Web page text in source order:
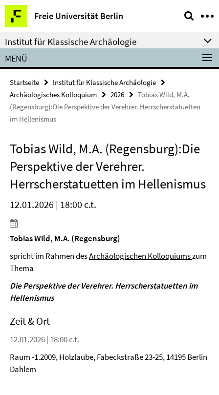
Springe
direkt
zu
Inhalt
Freie Universität Berlin
Service-
Navigation
Institut für Klassische Archäologie
MENÜ
Startseite
Institut für Klassische Archäologie
Archäologisches Kolloquium
2026
Tobias Wild, M.A.
(Regensburg):Die Perspektive der Verehrer. Herrscherstatuetten
im Hellenismus
Tobias Wild, M.A. (Regensburg):Die
Perspektive der Verehrer.
Herrscherstatuetten im Hellenismus
12.01.2026 | 18:00 c.t.
Tobias Wild, M.A. (Regensburg)
spricht im Rahmen desArchäologischen Kolloquiumszum
Thema
Die Perspektive der Verehrer. Herrscherstatuetten im
Hellenismus
Zeit & Ort
12.01.2026 | 18:00 c.t.
Raum -1.2009, Holzlaube, Fabeckstraße 23-25, 14195 Berlin
Dahlem